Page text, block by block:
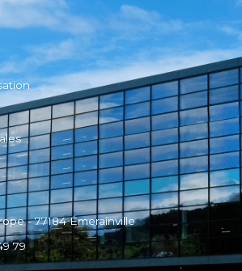
- 77184 Émerainville
79